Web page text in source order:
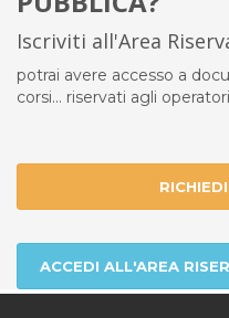
Iscriviti all'Area
potrai avere accesso a
corsi... riservati agli operatori
ACCEDI ALL'AREA